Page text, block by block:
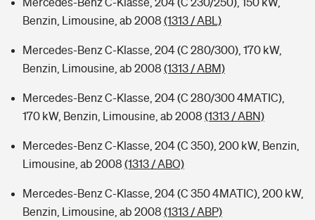
Benzin, Limousine, ab 2008 (1313 / ABL)
Mercedes-Benz C-Klasse, 204 (C 280/300), 170 kW,
Benzin, Limousine, ab 2008 (1313 / ABM)
Mercedes-Benz C-Klasse, 204 (C 280/300 4MATIC),
170 kW, Benzin, Limousine, ab 2008 (1313 / ABN)
Mercedes-Benz C-Klasse, 204 (C 350), 200 kW, Benzin,
Limousine, ab 2008 (1313 / ABO)
Mercedes-Benz C-Klasse, 204 (C 350 4MATIC), 200 kW,
Benzin, Limousine, ab 2008 (1313 / ABP)